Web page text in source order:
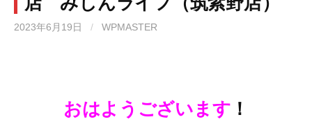
2023年6月19日 / WPMASTER
おはようございます ！